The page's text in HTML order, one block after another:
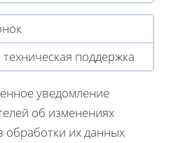
поддержка
уведомление
об изменениях
обработки их данных